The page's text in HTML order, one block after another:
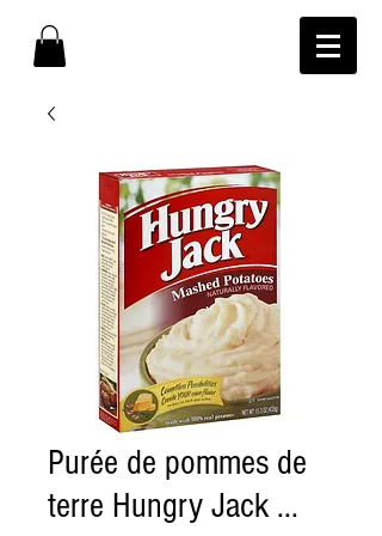
Purée de pommes de
terre Hungry Jack ...